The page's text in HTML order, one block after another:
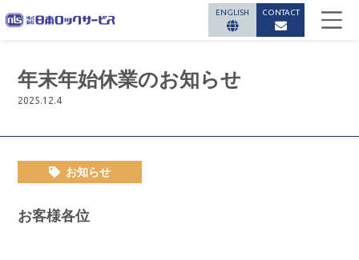
ENGLISH CONTACT
年末年始休業のお知らせ
2025.12.4
お知らせ
お客様各位